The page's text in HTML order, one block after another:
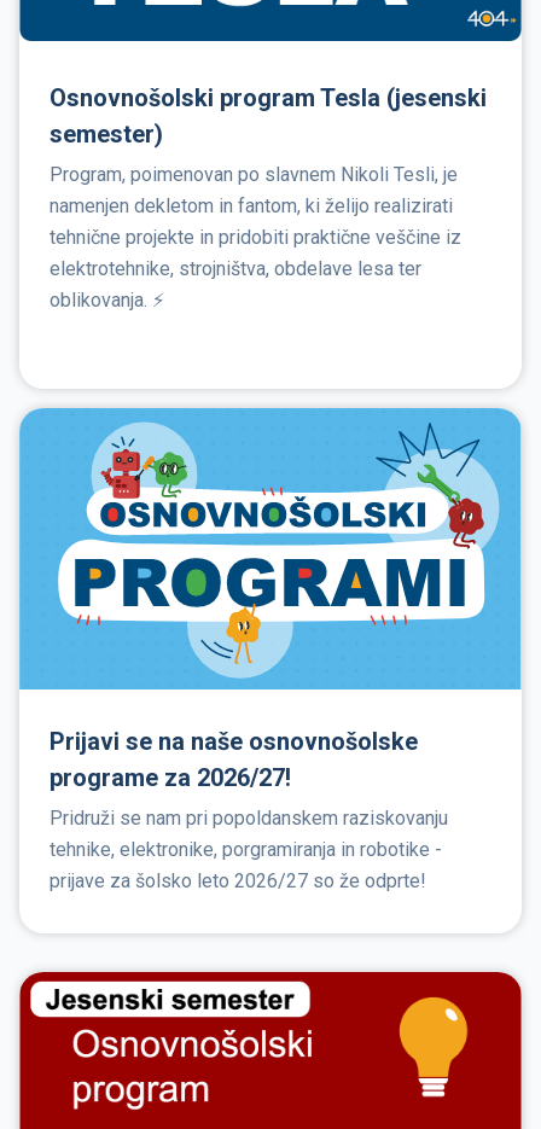
Osnovnošolski program Tesla (jesenski
semester)
Program, poimenovan po slavnem Nikoli Tesli, je
namenjen dekletom in fantom, ki želijo realizirati
tehnične projekte in pridobiti praktične veščine iz
elektrotehnike, strojništva, obdelave lesa ter
oblikovanja. ⚡
Prijavi se na naše osnovnošolske
programe za 2026/27!
Pridruži se nam pri popoldanskem raziskovanju
tehnike, elektronike, porgramiranja in robotike -
prijave za šolsko leto 2026/27 so že odprte!